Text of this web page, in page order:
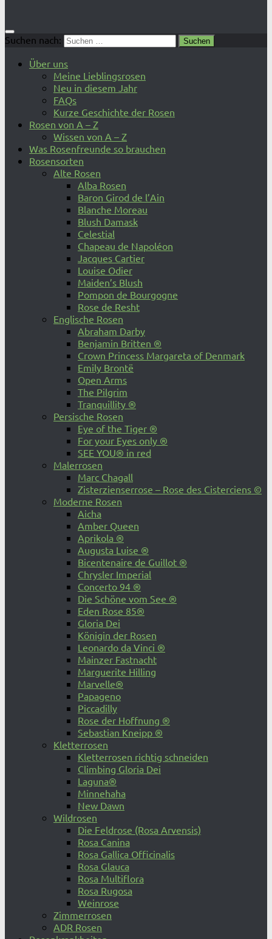
Suchen nach:
Über uns
Meine Lieblingsrosen
Neu in diesem Jahr
FAQs
Kurze Geschichte der Rosen
Rosen von A – Z
Wissen von A – Z
Was Rosenfreunde so brauchen
Rosensorten
Alte Rosen
Alba Rosen
Baron Girod de l’Ain
Blanche Moreau
Blush Damask
Celestial
Chapeau de Napoléon
Jacques Cartier
Louise Odier
Maiden’s Blush
Pompon de Bourgogne
Rose de Resht
Englische Rosen
Abraham Darby
Benjamin Britten ®
Crown Princess Margareta of Denmark
Emily Brontë
Open Arms
The Pilgrim
Tranquillity ®
Persische Rosen
Eye of the Tiger ®
For your Eyes only ®
SEE YOU® in red
Malerrosen
Marc Chagall
Zisterzienserrose – Rose des Cisterciens ©
Moderne Rosen
Aicha
Amber Queen
Aprikola ®
Augusta Luise ®
Bicentenaire de Guillot ®
Chrysler Imperial
Concerto 94 ®
Die Schöne vom See ®
Eden Rose 85®
Gloria Dei
Königin der Rosen
Leonardo da Vinci ®
Mainzer Fastnacht
Marguerite Hilling
Marvelle®
Papageno
Piccadilly
Rose der Hoffnung ®
Sebastian Kneipp ®
Kletterrosen
Kletterrosen richtig schneiden
Climbing Gloria Dei
Laguna®
Minnehaha
New Dawn
Wildrosen
Die Feldrose (Rosa Arvensis)
Rosa Canina
Rosa Gallica Officinalis
Rosa Glauca
Rosa Multiflora
Rosa Rugosa
Weinrose
Zimmerrosen
ADR Rosen